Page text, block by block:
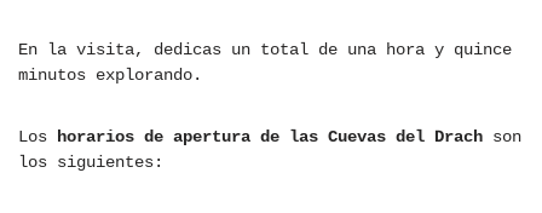
En la visita, dedicas un total de una hora y quince
minutos explorando.
Los horarios de apertura de las Cuevas del Drach son
los siguientes: